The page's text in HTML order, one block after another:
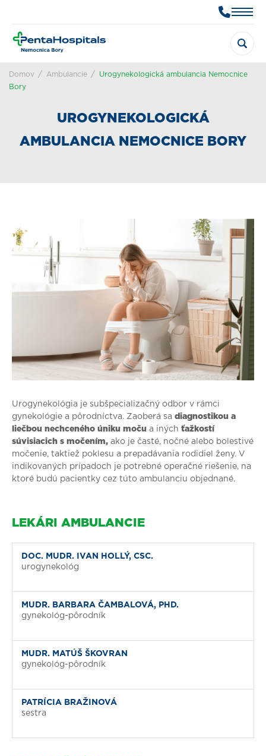
Domov Ambulancie
Urogynekologická ambulancia Nemocnice
Bory
UROGYNEKOLOGICKÁ
AMBULANCIA NEMOCNICE BORY
Urogynekológia je subšpecializačný odbor v rámci
gynekológie a pôrodníctva. Zaoberá sa diagnostikou a
liečbou nechceného úniku moču a iných ťažkostí
súvisiacich s močením, ako je časté, nočné alebo bolestivé
močenie, taktiež poklesu a prepadávania rodidiel ženy. V
indikovaných prípadoch je potrebné operačné riešenie, na
ktoré budú pacientky cez túto ambulanciu objednané.
LEKÁRI AMBULANCIE
DOC. MUDR. IVAN HOLLÝ, CSC.
urogynekológ
MUDR. BARBARA ČAMBALOVÁ, PHD.
gynekológ-pôrodník
MUDR. MATÚŠ ŠKOVRAN
gynekológ-pôrodník
PATRÍCIA BRAŽINOVÁ
sestra